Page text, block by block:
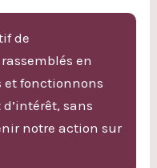
de
en
et fonctionnons
sans
notre action sur